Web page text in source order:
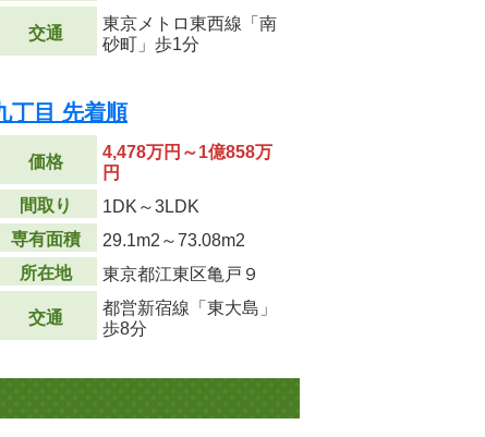
交通
東京メトロ東西線「南
砂町」歩1分
丁目 先着順
価格
4,478万円～1億858万
円
間取り
1DK～3LDK
専有面積
29.1m2 ～73.08m2
所在地
東京都江東区亀戸９
交通
都営新宿線「東大島」
歩8分